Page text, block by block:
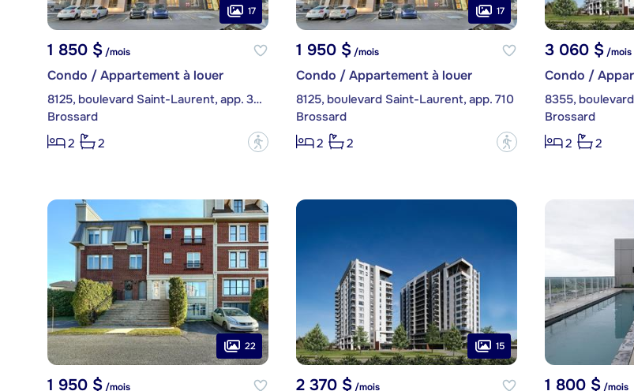
17
1 850 $/mois
Condo / Appartement à louer
8125, boulevard Saint-Laurent, app. 303
Brossard
2
2 ?
17
1 950 $/mois
Condo / Appartement à louer
8125, boulevard Saint-Laurent, app. 710
Brossard
2
2 ?
3 060 $/mois
Condo /
Brossard
2
2
22
1 950 $/mois
15
2 370 $/mois 1 800 $/mois